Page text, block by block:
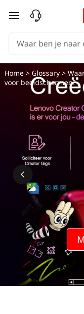
Ga naar de
Home> Glossary>
voor beeldschermen?